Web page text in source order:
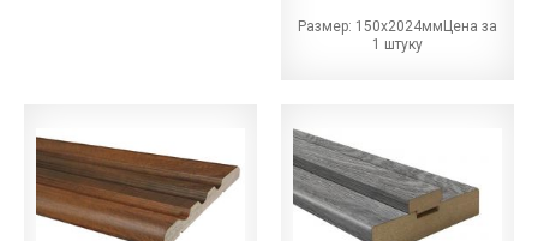
Размер: 150х2024ммЦена за
1 штуку